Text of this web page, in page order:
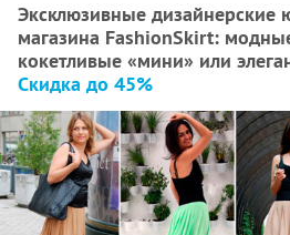
Эксклюзивные дизайнерские
магазина FashionSkirt:
кокетливые «мини» или
Скидка до 45%